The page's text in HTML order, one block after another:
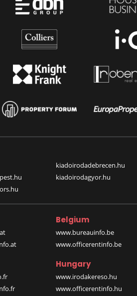
kiadoirodadebrecen.hu
kiadoirodagyor.hu
Belgium
www.bureauinfo.be
www.officerentinfo.be
Hungary
www.irodakereso.hu
www.officerentinfo.hu